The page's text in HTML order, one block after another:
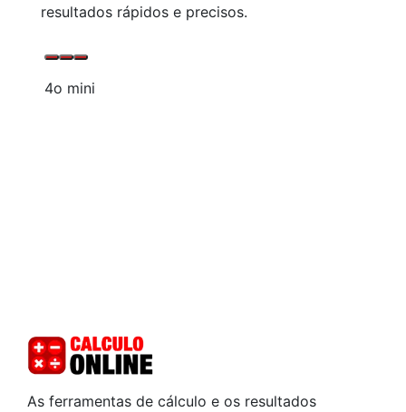
resultados rápidos e precisos.
4o mini
As ferramentas de cálculo e os resultados